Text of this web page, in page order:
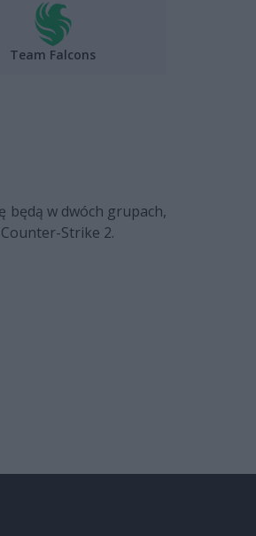
Team Falcons
będą w dwóch grupach,
Strike 2.